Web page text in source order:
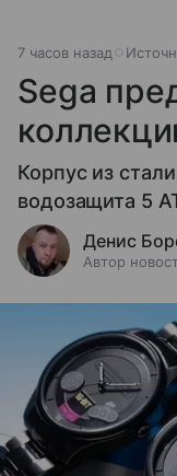
7 часов назад
Sega
Корпус из
водозащита 5
Денис
Автор